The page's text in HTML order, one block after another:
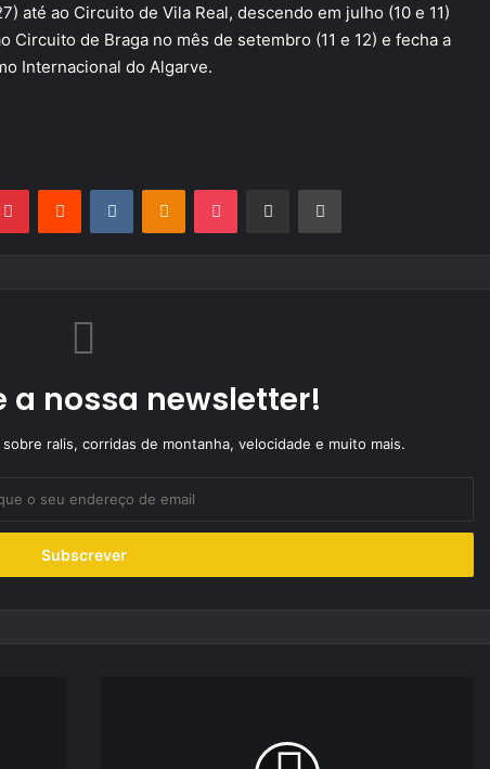
até ao Circuito de Vila Real, descendo em julho (10 e 11)
Circuito de Braga no mês de setembro (11 e 12) e fecha a
Internacional do Algarve.
PinterestReddit VKontakteOdnoklassniki
Pocket Partilhar Via Email Imprimir
a nossa newsletter!
ralis, corridas de montanha, velocidade e muito mais.